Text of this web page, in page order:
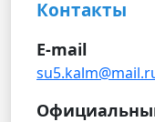
Контакты
E-mail